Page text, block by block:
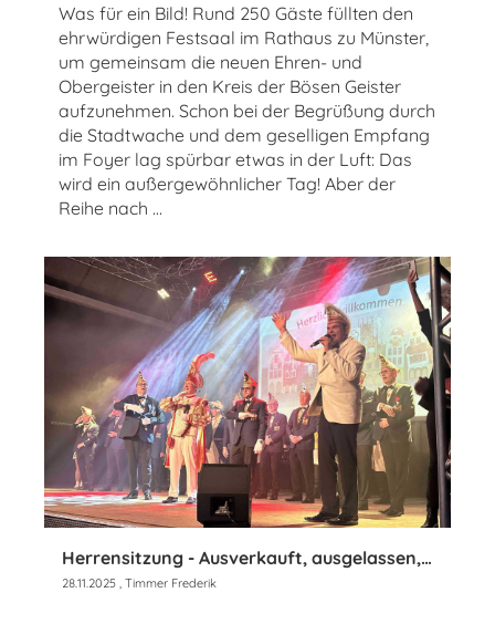
Was für ein Bild! Rund 250 Gäste füllten den
ehrwürdigen Festsaal im Rathaus zu Münster,
um gemeinsam die neuen Ehren- und
Obergeister in den Kreis der Bösen Geister
aufzunehmen. Schon bei der Begrüßung durch
die Stadtwache und dem geselligen Empfang
im Foyer lag spürbar etwas in der Luft: Das
wird ein außergewöhnlicher Tag! Aber der
Reihe nach …
Herrensitzung - Ausverkauft, ausgelassen, unerschütterlich gut gelaunt
28.11.2025 , Timmer Frederik